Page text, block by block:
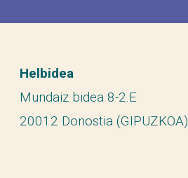
Helbidea
Mundaiz bidea 8-2.E
20012 Donostia (GIPUZKOA)